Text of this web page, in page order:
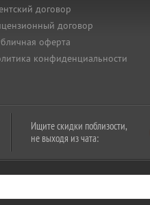
договор
договор
оферта
конфиденциальности
Ищите скидки поблизости,
не выходя из чата: